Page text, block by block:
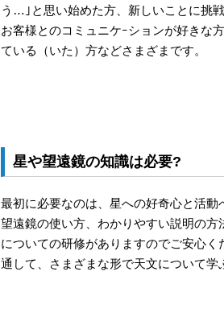
う…｣と思い始めた方、新しいことに挑戦
お客様とのコミュニケｰションが好きな
ている（いた）方などさまざまです。
星や望遠鏡の知識は必要?
最初に必要なのは、星への好奇心と活動
望遠鏡の使い方、わかりやすい説明の方
についての研修がありますのでご安心く
通して、さまざまな形で天文について学